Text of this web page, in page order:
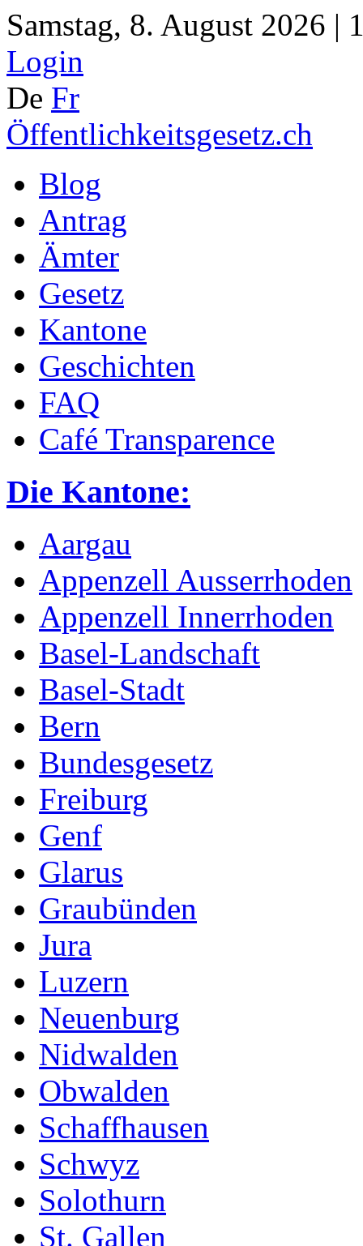
Samstag, 8. August 2026 |
Login
De Fr
Öffentlichkeitsgesetz.ch
Blog
Antrag
Ämter
Gesetz
Kantone
Geschichten
FAQ
Café Transparence
Die Kantone:
Aargau
Appenzell Ausserrhoden
Appenzell Innerrhoden
Basel-Landschaft
Basel-Stadt
Bern
Bundesgesetz
Freiburg
Genf
Glarus
Graubünden
Jura
Luzern
Neuenburg
Nidwalden
Obwalden
Schaffhausen
Schwyz
Solothurn
St. Gallen